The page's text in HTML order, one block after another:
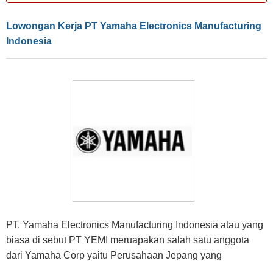
Lowongan Kerja PT Yamaha Electronics Manufacturing
Indonesia
PT. Yamaha Electronics Manufacturing Indonesia atau yang
biasa di sebut PT YEMI meruapakan salah satu anggota
dari Yamaha Corp yaitu Perusahaan Jepang yang